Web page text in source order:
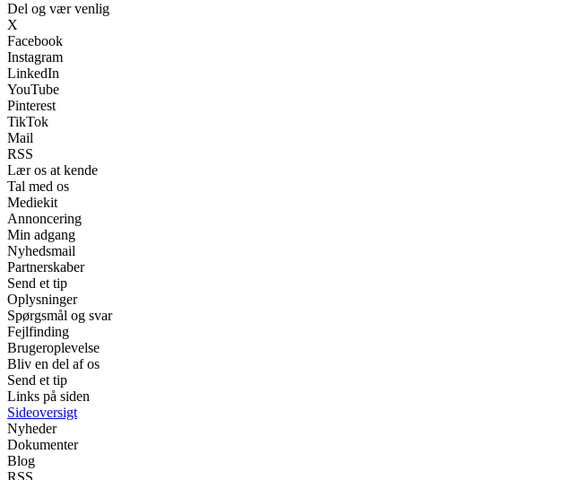
Del og vær venlig
X
Facebook
Instagram
LinkedIn
YouTube
Pinterest
TikTok
Mail
RSS
Lær os at kende
Tal med os
Mediekit
Annoncering
Min adgang
Nyhedsmail
Partnerskaber
Send et tip
Oplysninger
Spørgsmål og svar
Fejlfinding
Brugeroplevelse
Bliv en del af os
Send et tip
Links på siden
Sideoversigt
Nyheder
Dokumenter
Blog